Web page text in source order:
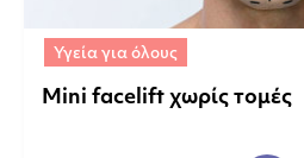
Υγεία για όλους
Μini facelift χωρίς τομές